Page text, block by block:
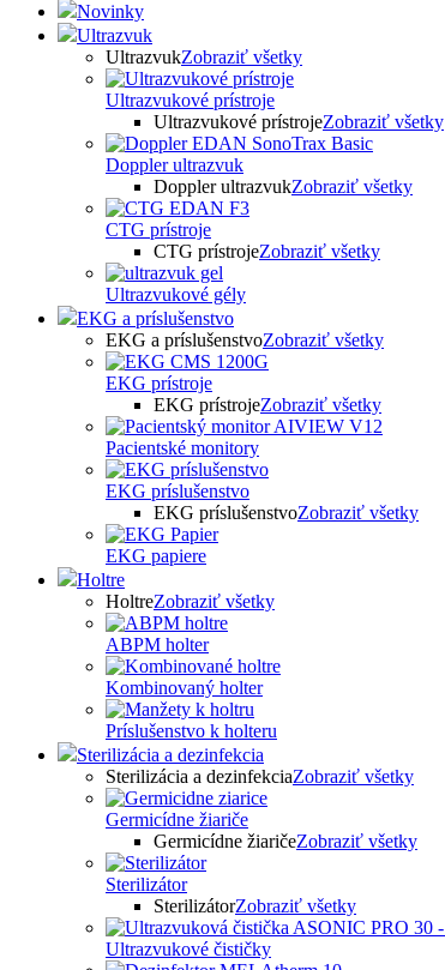
Novinky
Ultrazvuk
UltrazvukZobraziť všetky
Ultrazvukové prístroje
Ultrazvukové prístrojeZobraziť všetky
Doppler ultrazvuk
Doppler ultrazvukZobraziť všetky
CTG prístroje
CTG prístrojeZobraziť všetky
Ultrazvukové gély
EKG a príslušenstvo
EKG a príslušenstvoZobraziť všetky
EKG prístroje
EKG prístrojeZobraziť všetky
Pacientské monitory
EKG príslušenstvo
EKG príslušenstvoZobraziť všetky
EKG papiere
Holtre
HoltreZobraziť všetky
ABPM holter
Kombinovaný holter
Príslušenstvo k holteru
Sterilizácia a dezinfekcia
Sterilizácia a dezinfekciaZobraziť všetky
Germicídne žiariče
Germicídne žiaričeZobraziť všetky
Sterilizátor
SterilizátorZobraziť všetky
Ultrazvukové čističky